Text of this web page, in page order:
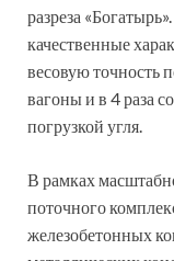
разреза
качественные
весовую точность
вагоны и в 4 раза
погрузкой угля.
В рамках
поточного
железобетонных